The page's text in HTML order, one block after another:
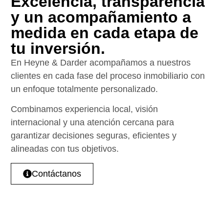
y un acompañamiento a
medida en cada etapa de
tu inversión.
En Heyne & Darder acompañamos a nuestros
clientes en cada fase del proceso inmobiliario con
un enfoque totalmente personalizado.
Combinamos experiencia local, visión
internacional y una atención cercana para
garantizar decisiones seguras, eficientes y
alineadas con tus objetivos.
Contáctanos